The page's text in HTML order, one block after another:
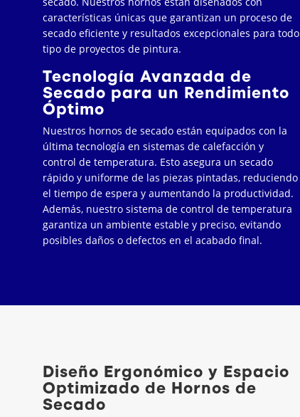
características únicas que garantizan un proceso de
secado eficiente y resultados excepcionales para todo
tipo de proyectos de pintura.
Tecnología Avanzada de
Secado para un Rendimiento
Óptimo
Nuestros hornos de secado están equipados con la
última tecnología en sistemas de calefacción y
control de temperatura. Esto asegura un secado
rápido y uniforme de las piezas pintadas, reduciendo
el tiempo de espera y aumentando la productividad.
Además, nuestro sistema de control de temperatura
garantiza un ambiente estable y preciso, evitando
posibles daños o defectos en el acabado final.
Diseño Ergonómico y Espacio
Optimizado de Hornos de
Secado